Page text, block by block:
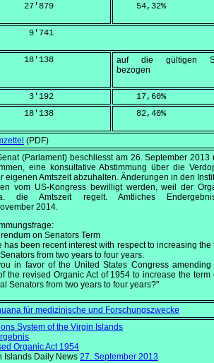
27'879
    54,32
%
9'741
18'138
auf die gültigen
bezogen
3'192
    17,60
%
18'138
    82,40
%
(PDF)
(Parlament) beschliesst am 26. September 2013
eine konsultative Abstimmung über die
eigenen Amtszeit abzuhalten. Änderungen in den
vom US-Kongress bewilligt werden, weil der
die Amtszeit regelt. Amtliches
2014.
on Senators Term
has been recent interest with respect to increasing the
from two years to four years.
in favor of the United States Congress amending
the revised Organic Act of 1954 to increase the term
Senators from two years to four years?"
für medizinische und Forschungszwecke
System of the Virgin Islands
Organic Act 1954
Islands Daily News 27. September 2013